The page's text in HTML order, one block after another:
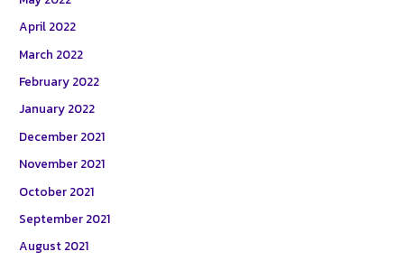
April 2022
March 2022
February 2022
January 2022
December 2021
November 2021
October 2021
September 2021
August 2021